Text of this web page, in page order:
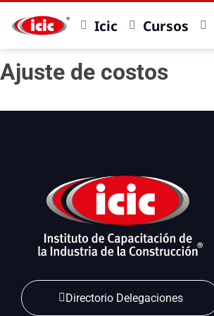
Icic Cursos
Ajuste de costos
Directorio Delegaciones